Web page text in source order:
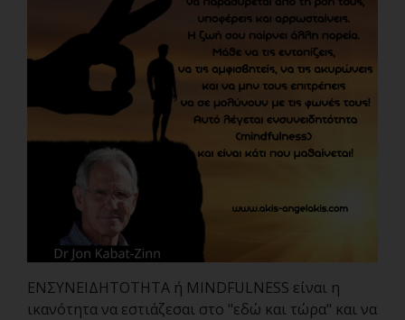
ΕΝΣΥΝΕΙΔΗΤΟΤΗΤΑ ή MINDFULNESS είναι η
ικανότητα να εστιάζεσαι στο "εδώ και τώρα" και να